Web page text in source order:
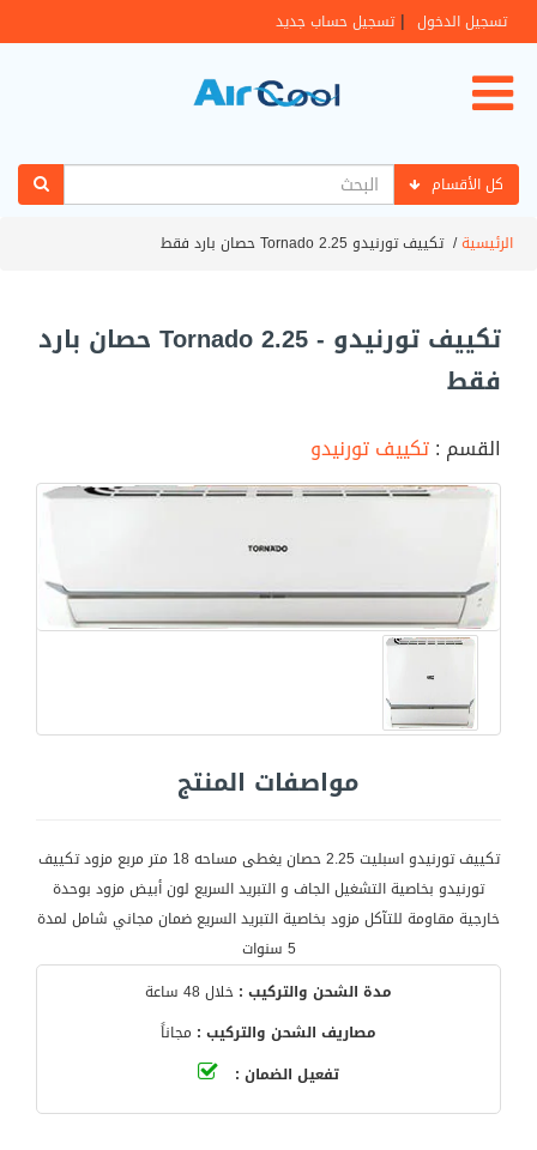
تسجيل الدخول | تسجيل حساب جديد
كل الأقسام
الرئيسية/تكييف تورنيدو Tornado 2.25 حصان بارد فقط
تكييف تورنيدو - Tornado 2.25 حصان بارد
فقط
القسم :تكييف تورنيدو
مواصفات المنتج
تكييف تورنيدو اسبليت 2.25 حصان يغطى مساحه 18 متر مربع مزود تكييف
تورنيدو بخاصية التشغيل الجاف و التبريد السريع لون أبيض مزود بوحدة
خارجية مقاومة للتآكل مزود بخاصية التبريد السريع ضمان مجاني شامل لمدة
5 سنوات
مدة الشحن والتركيب : خلال 48 ساعة
مصاريف الشحن والتركيب : مجاناً
تفعيل الضمان :